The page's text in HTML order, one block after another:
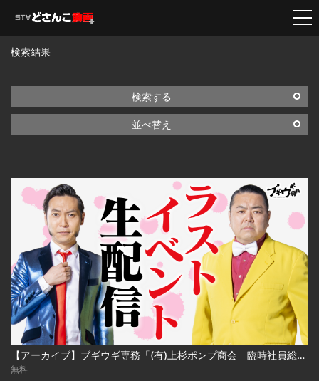
検索結果
検索する
並べ替え
【アーカイブ】ブギウギ専務「(有)上杉ポンプ商会 臨時社員総会」
無料